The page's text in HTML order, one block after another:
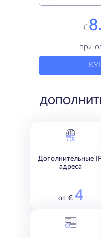
€
при
Дополнительные
адреса
от € 4